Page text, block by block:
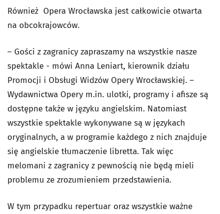
Również Opera Wrocławska jest całkowicie otwarta
na obcokrajowców.
– Gości z zagranicy zapraszamy na wszystkie nasze
spektakle - mówi Anna Leniart, kierownik działu
Promocji i Obsługi Widzów Opery Wrocławskiej. –
Wydawnictwa Opery m.in. ulotki, programy i afisze są
dostępne także w języku angielskim. Natomiast
wszystkie spektakle wykonywane są w językach
oryginalnych, a w programie każdego z nich znajduje
się angielskie tłumaczenie libretta. Tak więc
melomani z zagranicy z pewnością nie będą mieli
problemu ze zrozumieniem przedstawienia.
W tym przypadku repertuar oraz wszystkie ważne